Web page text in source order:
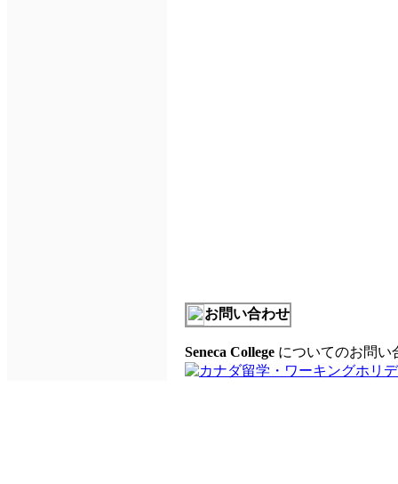
お問い合わせ
Seneca College についてのお問い